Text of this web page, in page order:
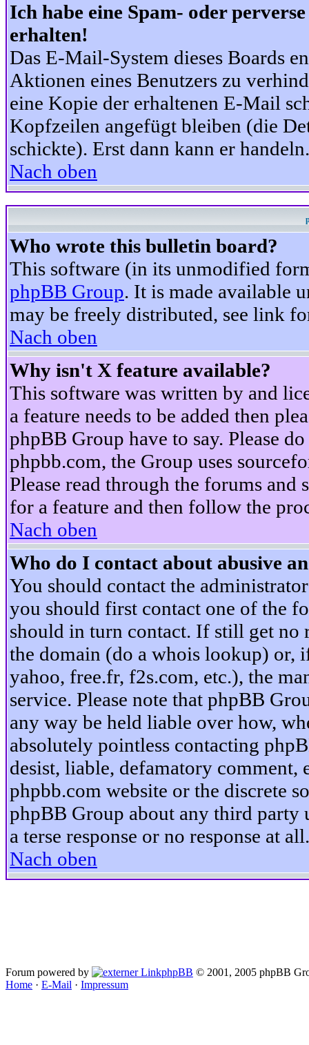
Ich habe eine Spam- oder
erhalten!
Das E-Mail-System dieses Boards
Aktionen eines Benutzers zu
eine Kopie der erhaltenen E-Mail
Kopfzeilen angefügt bleiben (die
schickte). Erst dann kann er handeln.
Nach oben
Who wrote this bulletin board?
This software (in its unmodified
phpBB Group. It is made available
may be freely distributed, see link
Nach oben
Why isn't X feature available?
This software was written by and
a feature needs to be added then
phpBB Group have to say. Please
phpbb.com, the Group uses
Please read through the forums
for a feature and then follow the
Nach oben
Who do I contact about abusive
You should contact the
you should first contact one of the
should in turn contact. If still get no
the domain (do a whois lookup) or,
yahoo, free.fr, f2s.com, etc.), the
service. Please note that phpBB
any way be held liable over how,
absolutely pointless contacting
desist, liable, defamatory
phpbb.com website or the discrete
phpBB Group about any third party
a terse response or no response at all.
Nach oben
Forum powered by phpBB © 2001, 2005 phpBB
Home · E-Mail · Impressum